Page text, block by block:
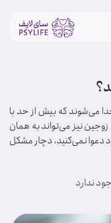
می‌شوند که بیش از حد با
نیز می‌تواند به همان
دعوا نمی‌کنید، دچار مشکل
ندارد